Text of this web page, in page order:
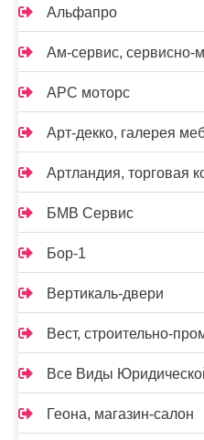
Альфапро
Ам-сервис, сервисно-
АРС моторс
Арт-декко, галерея
Артландия, торговая
БМВ Сервис
Бор-1
Вертикаль-двери
Вест, строительно-
Все Виды
Геона, магазин-салон